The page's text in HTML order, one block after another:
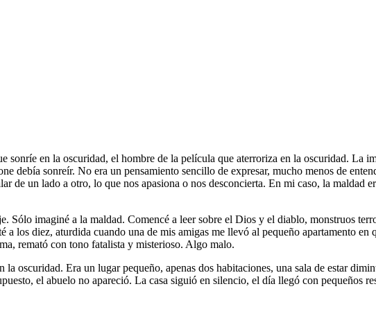
en la oscuridad, el hombre de la película que aterroriza en la oscuridad. La
debía sonreír. No era un pensamiento sencillo de expresar, mucho menos de
de un lado a otro, lo que nos apasiona o nos desconcierta. En mi caso, la maldad
Sólo imaginé a la maldad. Comencé a leer sobre el Dios y el diablo, monstruos
a los diez, aturdida cuando una de mis amigas me llevó al pequeño apartamento
remató con tono fatalista y misterioso. Algo malo.
oscuridad. Era un lugar pequeño, apenas dos habitaciones, una sala de estar
el abuelo no apareció. La casa siguió en silencio, el día llegó con pequeños